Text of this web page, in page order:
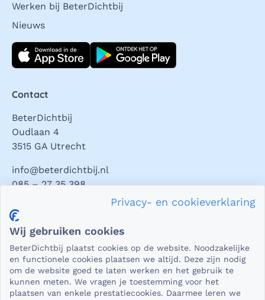
Werken bij BeterDichtbij
Nieuws
Download direct
Contact
BeterDichtbij
Oudlaan 4
3515 GA Utrecht
info@beterdichtbij.nl
085 – 27 35 398
Privacy en veiligheid
essentieel dat die beveiligd worden uitgewisseld. En dat
die gegevens niet in verkeerde handen vallen. Daar kun je
op rekenen bij BeterDichtbij.
Privacy- en cookieverklaring
Wij gebruiken cookies
BeterDichtbij plaatst cookies op de website. Noodzakelijke
en functionele cookies plaatsen we altijd. Deze zijn nodig
om de website goed te laten werken en het gebruik te
kunnen meten. We vragen je toestemming voor het
plaatsen van enkele prestatiecookies. Daarmee leren we